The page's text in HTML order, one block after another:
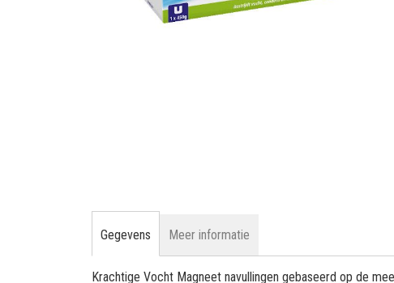
afbeeldingen-
gallerijGegevens
Krachtige Vocht Magneet navullingen gebaseerd op de
Meer informatie